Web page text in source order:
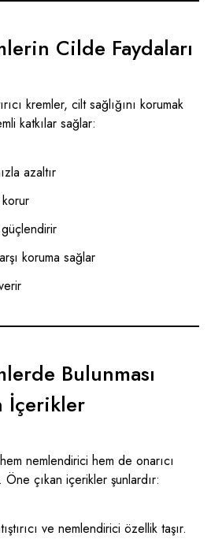
Cilde Faydaları
kremler, cilt sağlığını korumak
katkılar sağlar:
azaltır
koruma sağlar
Bulunması
İçerikler
nemlendirici hem de onarıcı
çıkan içerikler şunlardır:
ve nemlendirici özellik taşır.